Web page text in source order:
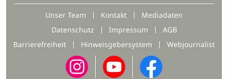
Unser Team Kontakt
Mediadaten
Datenschutz
Impressum
AGB
Barrierefreiheit
Hinweisgebersystem Webjournalist